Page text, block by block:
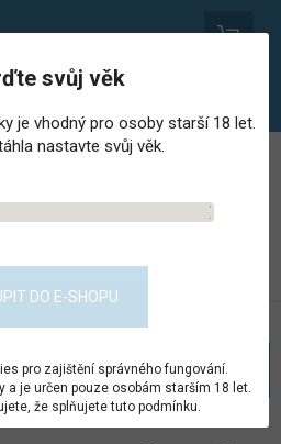
HOSPODÁŘSKÉ ČINNNOSTI
KONTAKT
svůj věk
je vhodný pro osoby starší 18 let.
nastavte svůj věk.
DO E-SHOPU
pro zajištění správného fungování.
a je určen pouze osobám starším 18 let.
že splňujete tuto podmínku.